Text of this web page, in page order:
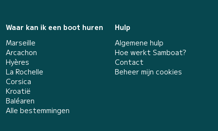
Waar kan ik een boot huren
Marseille
Arcachon
Hyères
La Rochelle
Corsica
Kroatië
Baléaren
Alle bestemmingen
Hulp
Algemene hulp
Hoe werkt Samboat?
Contact
Beheer mijn cookies